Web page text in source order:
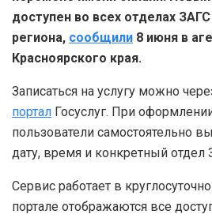
доступен во всех отделах ЗАГС
региона, сообщили 8 июня в
Красноярского края.
Записаться на услугу можно
портал Госуслуг. При
пользователи самостоятельно
дату, время и конкретный отдел
Сервис работает в
портале отображаются все